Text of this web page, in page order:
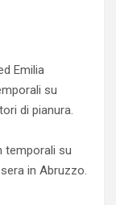
Emilia
su
di pianura.
temporali su
in Abruzzo.